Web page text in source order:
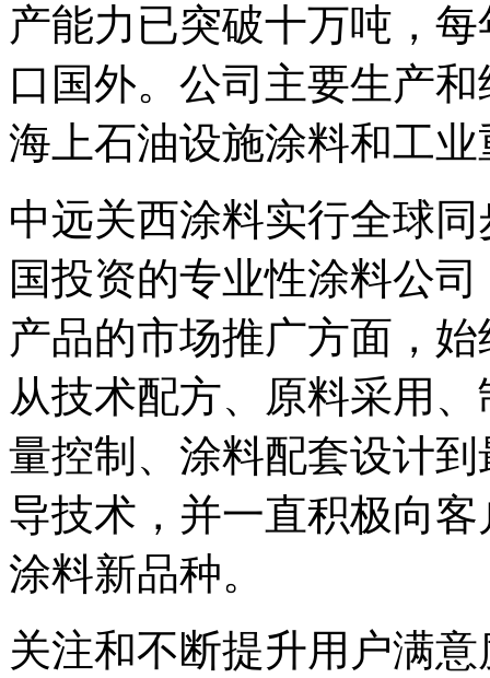
产能力已突破十万吨，
口国外。公司主要生产
海上石油设施涂料和工
中远关西涂料实行全球
国投资的专业性涂料公
产品的市场推广方面，
从技术配方、原料采用
量控制、涂料配套设计
导技术，并一直积极向
涂料新品种。
关注和不断提升用户满